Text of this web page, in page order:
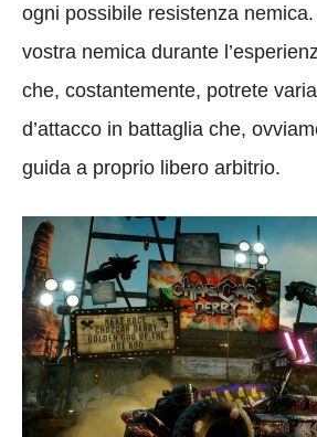
ogni possibile resistenza
vostra nemica durante
che, costantemente, potrete
d’attacco in battaglia che,
guida a proprio libero arbitrio.